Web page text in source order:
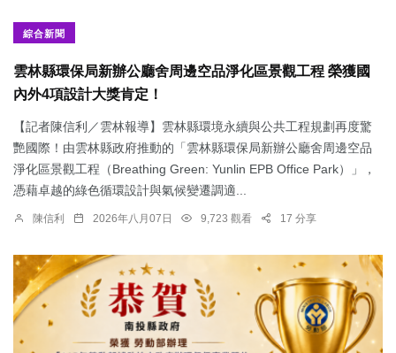
綜合新聞
雲林縣環保局新辦公廳舍周邊空品淨化區景觀工程 榮獲國
內外4項設計大獎肯定！
【記者陳信利／雲林報導】雲林縣環境永續與公共工程規劃再度驚
艷國際！由雲林縣政府推動的「雲林縣環保局新辦公廳舍周邊空品
淨化區景觀工程（Breathing Green: Yunlin EPB Office Park）」，
憑藉卓越的綠色循環設計與氣候變遷調適...
陳信利 2026年八月07日 9,723 觀看 17 分享